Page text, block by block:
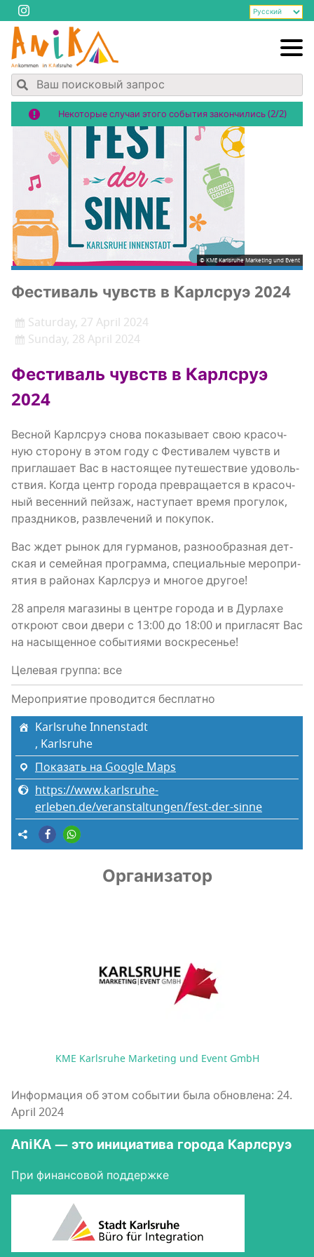
Некоторые случаи этого события закончились (2/2)
© KME Karlsruhe Marketing und Event
Фести­валь чувств в Карлсруэ 2024
Saturday, 27 April 2024
Sunday, 28 April 2024
Фести­валь чувств в Карлсруэ
2024
Вес­ной Карлсруэ сно­ва пока­зы­ва­ет свою кра­соч­
ную сто­ро­ну в этом году с Фести­ва­лем чувств и
при­гла­ша­ет Вас в насто­я­щее путе­ше­ствие удо­воль­
ствия. Когда центр горо­да пре­вра­ща­ет­ся в кра­соч­
ный весен­ний пей­заж, насту­па­ет вре­мя про­гу­лок,
празд­ни­ков, раз­вле­че­ний и покупок.
Вас ждет рынок для гур­ма­нов, раз­но­об­раз­ная дет­
ская и семей­ная про­грам­ма, спе­ци­аль­ные меро­при­
я­тия в рай­о­нах Карлсруэ и мно­гое другое!
28 апре­ля мага­зи­ны в цен­тре горо­да и в Дур­ла­хе
откро­ют свои две­ри с 13:00 до 18:00 и при­гла­сят Вас
на насы­щен­ное собы­ти­я­ми воскресенье!
Целевая группа: все
Мероприятие проводится бесплатно
Karlsruhe Innenstadt
, Karlsruhe
Показать на Google Maps
https://www.karlsruhe-
erleben.de/veranstaltungen/fest-der-sinne
Организатор
KME Karlsruhe Marketing und Event GmbH
Информация об этом событии была обновлена: 24.
April 2024
AniKA — это инициатива города Карлсруэ
При финансовой поддержке